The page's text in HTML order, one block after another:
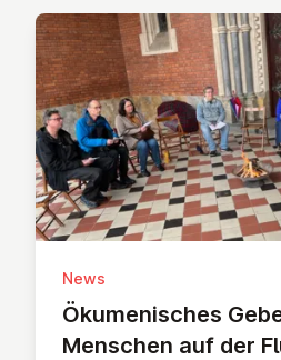
News
Öku­men­isches
Menschen auf der